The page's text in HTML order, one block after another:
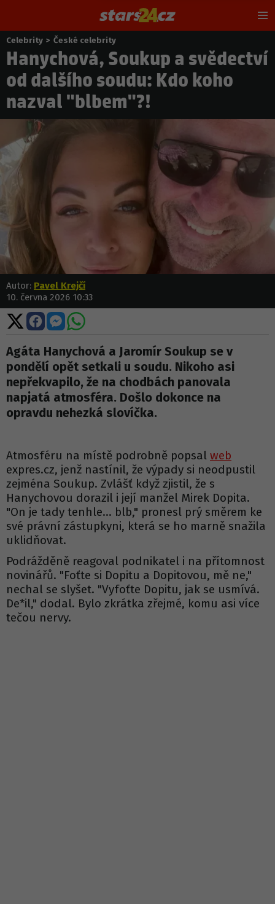
Nacházíte
se
zde:
Celebrity > České celebrity
Hanychová, Soukup a svědectví
od dalšího soudu: Kdo koho
nazval "blbem"?!
Autor: Pavel Krejčí
10. června 2026 10:33
Sdílet
na
X
Sdílet
na
Facebooku
Sdílet
na
Messengeru
Sdílet
WhatsApp
Agáta Hanychová a Jaromír Soukup se v
pondělí opět setkali u soudu. Nikoho asi
nepřekvapilo, že na chodbách panovala
napjatá atmosféra. Došlo dokonce na
opravdu nehezká slovíčka.
Atmosféru na místě podrobně popsal web
expres.cz, jenž nastínil, že výpady si neodpustil
zejména Soukup. Zvlášť když zjistil, že s
Hanychovou dorazil i její manžel Mirek Dopita.
"On je tady tenhle... blb," pronesl prý směrem ke
své právní zástupkyni, která se ho marně snažila
uklidňovat.
Podrážděně reagoval podnikatel i na přítomnost
novinářů. "Foťte si Dopitu a Dopitovou, mě ne,"
nechal se slyšet. "Vyfoťte Dopitu, jak se usmívá.
De*il," dodal. Bylo zkrátka zřejmé, komu asi více
tečou nervy.